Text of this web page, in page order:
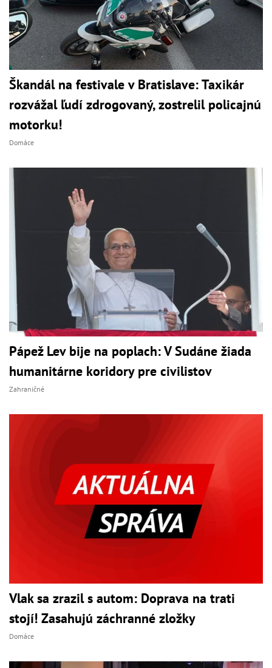
Škandál na festivale v Bratislave: Taxikár
rozvážal ľudí zdrogovaný, zostrelil policajnú
motorku!
Domáce
Pápež Lev bije na poplach: V Sudáne žiada
humanitárne koridory pre civilistov
Zahraničné
Vlak sa zrazil s autom: Doprava na trati
stojí! Zasahujú záchranné zložky
Domáce